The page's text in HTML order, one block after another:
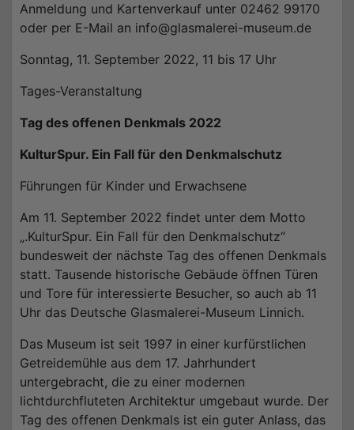
Anmeldung und Kartenverkauf unter 02462 99170
oder per E-Mail an info@glasmalerei-museum.de
Sonntag, 11. September 2022, 11 bis 17 Uhr
Tages-Veranstaltung
Tag des offenen Denkmals 2022
KulturSpur. Ein Fall für den Denkmalschutz
Führungen für Kinder und Erwachsene
Am 11. September 2022 findet unter dem Motto
„.KulturSpur. Ein Fall für den Denkmalschutz“
bundesweit der nächste Tag des offenen Denkmals
statt. Tausende historische Gebäude öffnen Türen
und Tore für interessierte Besucher, so auch ab 11
Uhr das Deutsche Glasmalerei-Museum Linnich.
Das Museum ist seit 1997 in einer kurfürstlichen
Getreidemühle aus dem 17. Jahrhundert
untergebracht, die zu einer modernen
lichtdurchfluteten Architektur umgebaut wurde. Der
Tag des offenen Denkmals ist ein guter Anlass, das